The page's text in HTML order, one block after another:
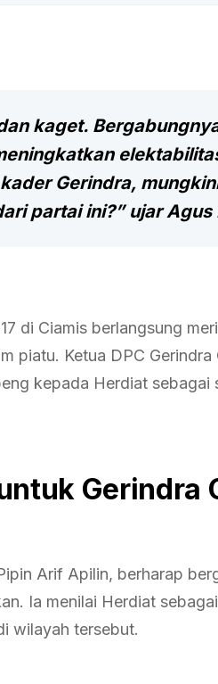
kaget.
Gerindra,
partai ini?” ujar Agus
di Ciamis berlangsung
piatu. Ketua DPC
kepada Herdiat sebagai
Gerindra
Arif Apilin, berharap
Ia menilai Herdiat
wilayah tersebut.